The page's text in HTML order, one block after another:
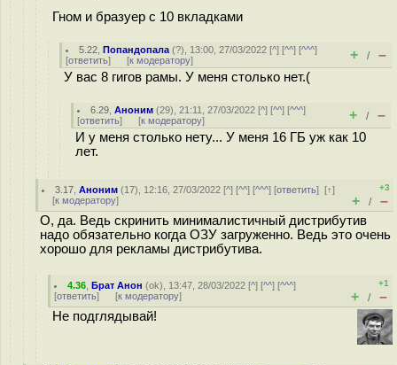
Гном и бразуер с 10 вкладками
5.22 ,Попандопала (?), 13:00, 27/03/2022 [^] [^^] [^^^]
[ответить] [к модератору] + / –
У вас 8 гигов рамы. У меня столько нет.(
6.29 ,Аноним (29), 21:11, 27/03/2022 [^] [^^] [^^^]
[ответить] [к модератору] + / –
И у меня столько нету... У меня 16 ГБ уж как 10
лет.
3.17 ,Аноним (17), 12:16, 27/03/2022 [^] [^^] [^^^] [ответить][↑]
[к модератору]
+3
+ / –
О, да. Ведь скринить минималистичный дистрибутив
надо обязательно когда ОЗУ загруженно. Ведь это очень
хорошо для рекламы дистрибутива.
4.36 ,Брат Анон (ok), 13:47, 28/03/2022 [^] [^^] [^^^]
[ответить] [к модератору]
+1
+ / –
Не подглядывай!